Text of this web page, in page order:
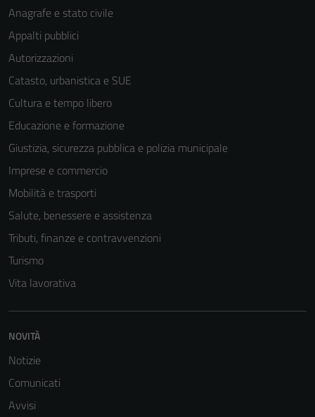
Anagrafe e stato civile
Appalti pubblici
Autorizzazioni
Catasto, urbanistica e SUE
Cultura e tempo libero
Educazione e formazione
Giustizia, sicurezza pubblica e polizia municipale
Imprese e commercio
Mobilità e trasporti
Salute, benessere e assistenza
Tributi, finanze e contravvenzioni
Turismo
Vita lavorativa
NOVITÀ
Notizie
Comunicati
Avvisi